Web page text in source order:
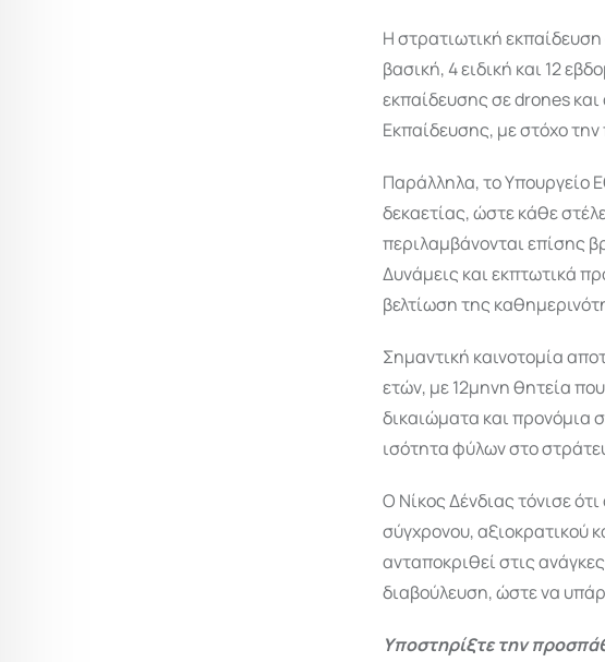
Η στρατιωτική
βασική, 4 ειδική και 12
εκπαίδευσης σε drones
Εκπαίδευσης, με στόχο
Παράλληλα, το Υπουργείο
δεκαετίας, ώστε κάθε
περιλαμβάνονται επίσης
Δυνάμεις και εκπτωτικά
βελτίωση της
Σημαντική καινοτομία
ετών, με 12μηνη θητεία
δικαιώματα και προνόμια
ισότητα φύλων στο
Ο Νίκος Δένδιας τόνισε
σύγχρονου, αξιοκρατικού
ανταποκριθεί στις
διαβούλευση, ώστε να
Υποστηρίξτε την